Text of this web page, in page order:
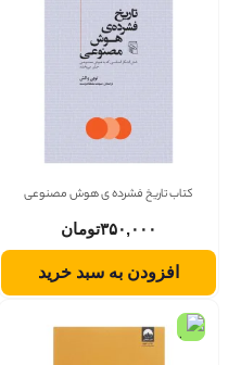
کتاب تاریخ فشرده ی هوش مصنوعی
۳۵۰,۰۰۰تومان
افزودن به سبد خرید